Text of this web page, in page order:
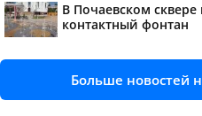
В Почаевском сквере
контактный фонтан
Больше новостей